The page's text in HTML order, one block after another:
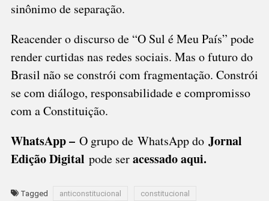
sinônimo de separação.
Reacender o discurso de “O Sul é Meu País” pode
render curtidas nas redes sociais. Mas o futuro do
Brasil não se constrói com fragmentação. Constrói
se com diálogo, responsabilidade e compromisso
com a Constituição.
WhatsApp – O grupo de WhatsApp do Jornal
Edição Digital pode seracessado aqui.
Tagged anticonstitucional
constitucional